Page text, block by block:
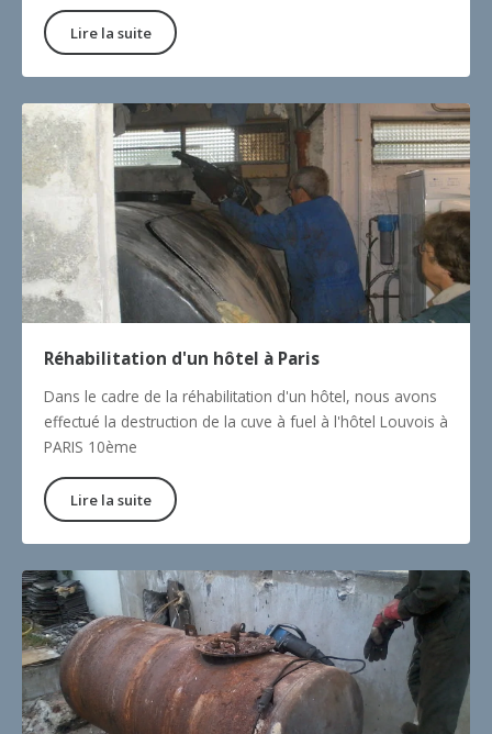
Lire la suite
Réhabilitation d'un hôtel à Paris
Dans le cadre de la réhabilitation d'un hôtel, nous avons
effectué la destruction de la cuve à fuel à l'hôtel Louvois à
PARIS 10ème
Lire la suite